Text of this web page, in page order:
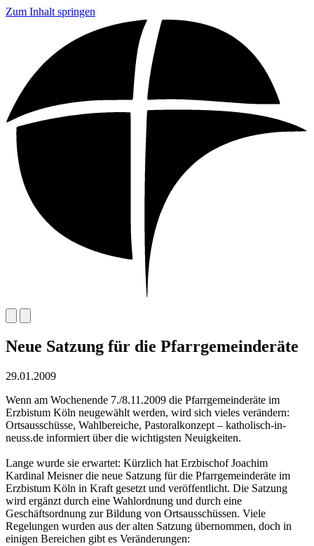
Zum Inhalt springen
Neue Satzung für die Pfarrgemeinderäte
29.01.2009
Wenn am Wochenende 7./8.11.2009 die Pfarrgemeinderäte im
Erzbistum Köln neugewählt werden, wird sich vieles verändern:
Ortsausschüsse, Wahlbereiche, Pastoralkonzept – katholisch-in-
neuss.de informiert über die wichtigsten Neuigkeiten.
Lange wurde sie erwartet: Kürzlich hat Erzbischof Joachim
Kardinal Meisner die neue Satzung für die Pfarrgemeinderäte im
Erzbistum Köln in Kraft gesetzt und veröffentlicht. Die Satzung
wird ergänzt durch eine Wahlordnung und durch eine
Geschäftsordnung zur Bildung von Ortsausschüssen. Viele
Regelungen wurden aus der alten Satzung übernommen, doch in
einigen Bereichen gibt es Veränderungen: